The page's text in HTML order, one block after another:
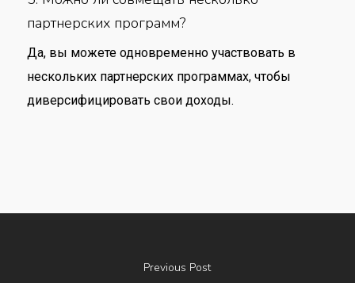
партнерских программ?
Да, вы можете одновременно участвовать в
нескольких партнерских программах, чтобы
диверсифицировать свои доходы.
Previous Post